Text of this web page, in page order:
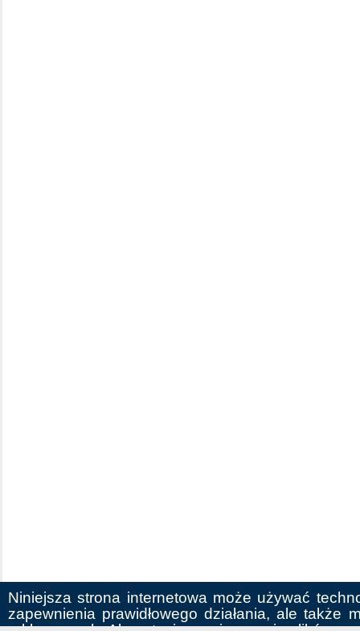
Niniejsza strona internetowa może używać
zapewnienia prawidłowego działania, ale także